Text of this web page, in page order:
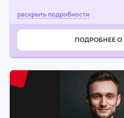
ПОДРОБНЕЕ О